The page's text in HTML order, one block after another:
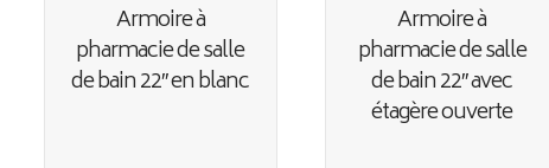
Armoire à
pharmacie de salle
de bain 22″ en blanc
Armoire à
pharmacie de salle
de bain 22″ avec
étagère ouverte